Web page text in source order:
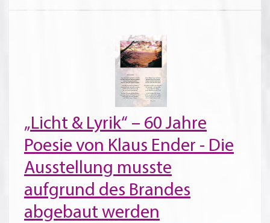
„Licht & Lyrik“ – 60 Jahre
Poesie von Klaus Ender - Die
Ausstellung musste
aufgrund des Brandes
abgebaut werden